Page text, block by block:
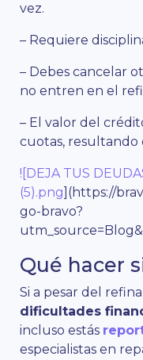
vez.
– Requiere
– Debes cancelar
no entren en el
– El valor del
cuotas, resultando
![DEJA TUS
(5).png](https://
go-bravo?
Qué hacer
Si a pesar del
dificultades
incluso estás
especialistas en